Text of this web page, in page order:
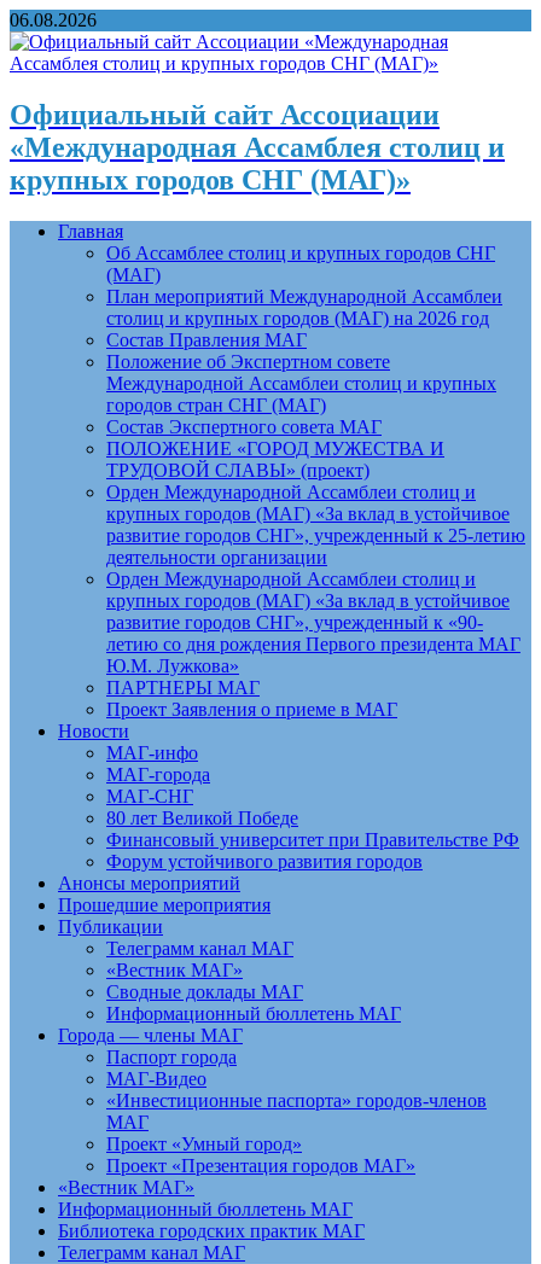
06.08.2026
Официальный сайт Ассоциации
«Международная Ассамблея столиц и
крупных городов СНГ (МАГ)»
Главная
Об Ассамблее столиц и крупных городов СНГ
(МАГ)
План мероприятий Международной Ассамблеи
столиц и крупных городов (МАГ) на 2026 год
Состав Правления МАГ
Положение об Экспертном совете
Международной Ассамблеи столиц и крупных
городов стран СНГ (МАГ)
Состав Экспертного совета МАГ
ПОЛОЖЕНИЕ «ГОРОД МУЖЕСТВА И
ТРУДОВОЙ СЛАВЫ» (проект)
Орден Международной Ассамблеи столиц и
крупных городов (МАГ) «За вклад в устойчивое
развитие городов СНГ», учрежденный к 25-летию
деятельности организации
Орден Международной Ассамблеи столиц и
крупных городов (МАГ) «За вклад в устойчивое
развитие городов СНГ», учрежденный к «90-
летию со дня рождения Первого президента МАГ
Ю.М. Лужкова»
ПАРТНЕРЫ МАГ
Проект Заявления о приеме в МАГ
Новости
МАГ-инфо
МАГ-города
МАГ-СНГ
80 лет Великой Победе
Финансовый университет при Правительстве РФ
Форум устойчивого развития городов
Анонсы мероприятий
Прошедшие мероприятия
Публикации
Телеграмм канал МАГ
«Вестник МАГ»
Сводные доклады МАГ
Информационный бюллетень МАГ
Города — члены МАГ
Паспорт города
МАГ-Видео
«Инвестиционные паспорта» городов-членов
МАГ
Проект «Умный город»
Проект «Презентация городов МАГ»
«Вестник МАГ»
Информационный бюллетень МАГ
Библиотека городских практик МАГ
Телеграмм канал МАГ